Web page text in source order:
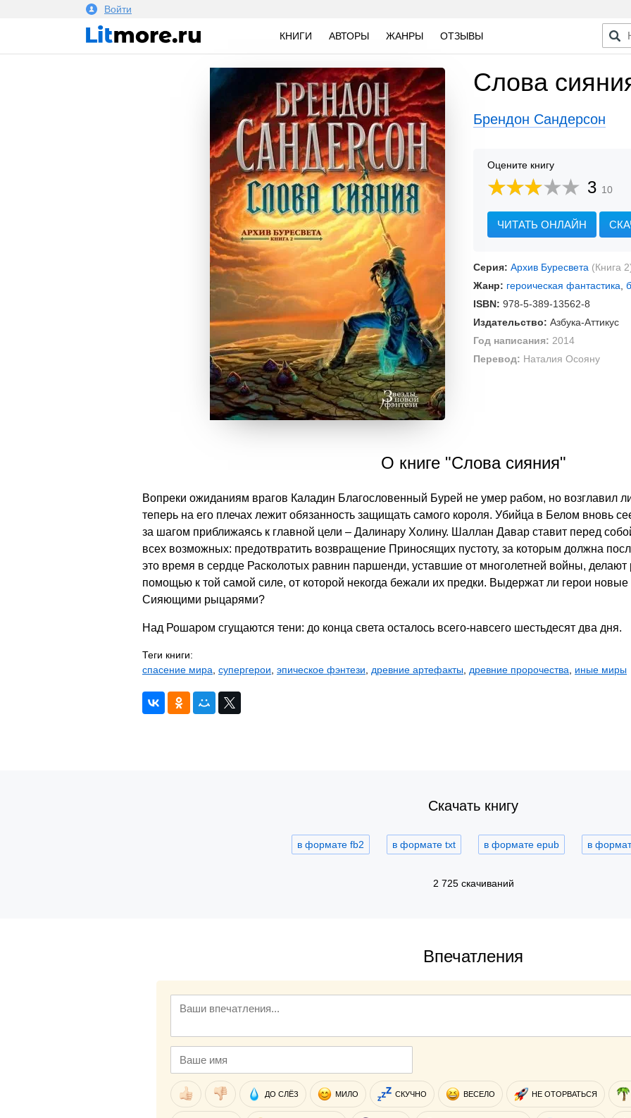
Войти
КНИГИ АВТОРЫ ЖАНРЫ ОТЗЫВЫ
Слова
Брендон Сандерсон
Оцените книгу
3 10
ЧИТАТЬ ОНЛАЙН
Серия: Архив Буресвета (Книга
Жанр: героическая фантастика
ISBN: 978-5-389-13562-8
Издательство: Азбука-Аттикус
Год написания: 2014
Перевод: Наталия Осояну
О книге "Слова сияния"
Вопреки ожиданиям врагов Каладин Благословенный Бурей не умер рабом, но возглавил
теперь на его плечах лежит обязанность защищать самого короля. Убийца в Белом вновь
за шагом приближаясь к главной цели – Далинару Холину. Шаллан Давар ставит перед
всех возможных: предотвратить возвращение Приносящих пустоту, за которым должна
это время в сердце Расколотых равнин паршенди, уставшие от многолетней войны,
помощью к той самой силе, от которой некогда бежали их предки. Выдержат ли герои
Сияющими рыцарями?
Над Рошаром сгущаются тени: до конца света осталось всего-навсего шестьдесят два дня.
Теги книги:
спасение мира супергерои эпическое фэнтези древние артефакты древние пророчества иные миры
Скачать книгу
в формате fb2 в формате txt в формате epub в
2 725 скачиваний
Впечатления
ДО СЛЁЗ МИЛО СКУЧНО ВЕСЕЛО НЕ ОТОРВАТЬСЯ